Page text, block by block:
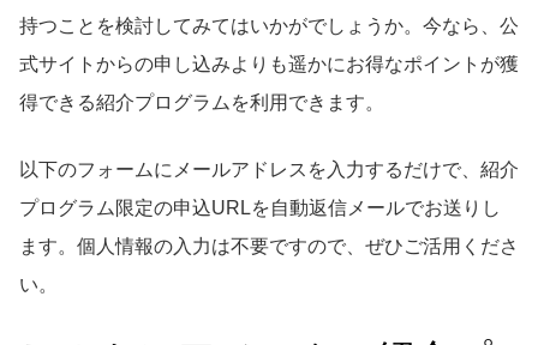
持つことを検討してみてはいかがでしょうか。今なら、公
式サイトからの申し込みよりも遥かにお得なポイントが獲
得できる紹介プログラムを利用できます。
以下のフォームにメールアドレスを入力するだけで、紹介
プログラム限定の申込URLを自動返信メールでお送りし
ます。個人情報の入力は不要ですので、ぜひご活用くださ
い。